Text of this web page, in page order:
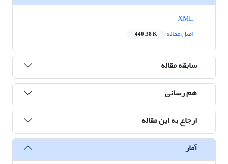
اصل مقاله
440.38 K
سابقه مقاله
هم رسانی
ارجاع به این مقاله
آمار